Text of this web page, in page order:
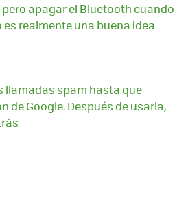
pero apagar el Bluetooth cuando
realmente una buena idea
llamadas spam hasta que
de Google. Después de usarla,